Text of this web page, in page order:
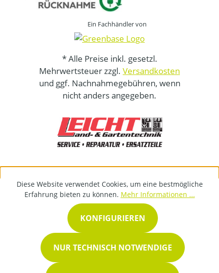
Ein Fachhändler von
* Alle Preise inkl. gesetzl.
Mehrwertsteuer zzgl. Versandkosten
und ggf. Nachnahmegebühren, wenn
nicht anders angegeben.
Diese Website verwendet Cookies, um eine bestmögliche
Erfahrung bieten zu können. Mehr Informationen ...
NUR TECHNISCH NOTWENDIGE
KONFIGURIEREN